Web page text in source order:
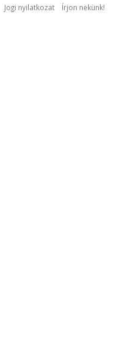
Jogi nyilatkozat Írjon nekünk!